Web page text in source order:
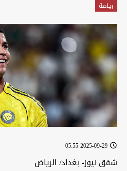
ريـاضة
2025-09-29 05:55
شفق نيوز- بغداد/ الرياض